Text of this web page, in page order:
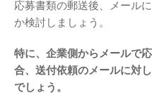
応募書類の郵送後、メール
か検討しましょう。
特に、企業側からメールで
合、送付依頼のメールに対
でしょう。